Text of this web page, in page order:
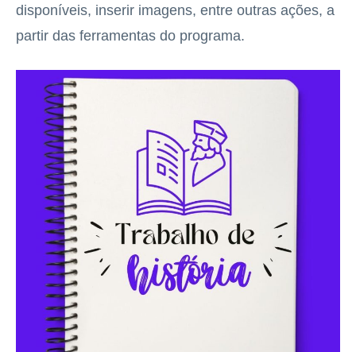
disponíveis, inserir imagens, entre outras ações, a
partir das ferramentas do programa.